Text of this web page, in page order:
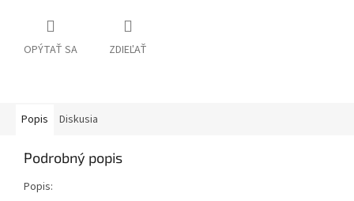
OPÝTAŤ SA ZDIEĽAŤ
Popis Diskusia
Podrobný popis
Popis: